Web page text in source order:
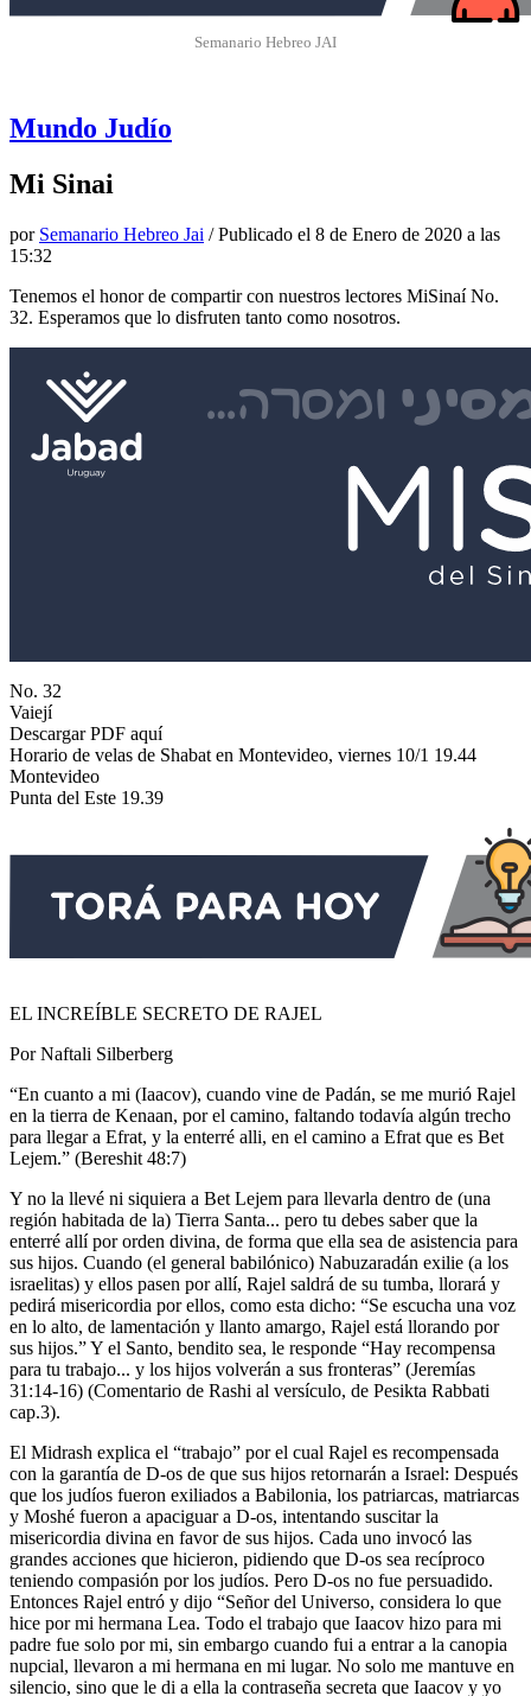
Semanario Hebreo JAI
Mundo Judío
Mi Sinai
por Semanario Hebreo Jai / Publicado el 8 de Enero de 2020 a las
15:32
Tenemos el honor de compartir con nuestros lectores MiSinaí No.
32. Esperamos que lo disfruten tanto como nosotros.
No. 32
Vaiejí
Descargar PDF aquí
Horario de velas de Shabat en Montevideo, viernes 10/1 19.44
Montevideo
Punta del Este 19.39
EL INCREÍBLE SECRETO DE RAJEL
Por Naftali Silberberg
“En cuanto a mi (Iaacov), cuando vine de Padán, se me murió Rajel
en la tierra de Kenaan, por el camino, faltando todavía algún trecho
para llegar a Efrat, y la enterré alli, en el camino a Efrat que es Bet
Lejem.” (Bereshit 48:7)
Y no la llevé ni siquiera a Bet Lejem para llevarla dentro de (una
región habitada de la) Tierra Santa... pero tu debes saber que la
enterré allí por orden divina, de forma que ella sea de asistencia para
sus hijos. Cuando (el general babilónico) Nabuzaradán exilie (a los
israelitas) y ellos pasen por allí, Rajel saldrá de su tumba, llorará y
pedirá misericordia por ellos, como esta dicho: “Se escucha una voz
en lo alto, de lamentación y llanto amargo, Rajel está llorando por
sus hijos.” Y el Santo, bendito sea, le responde “Hay recompensa
para tu trabajo... y los hijos volverán a sus fronteras” (Jeremías
31:14-16) (Comentario de Rashi al versículo, de Pesikta Rabbati
cap.3).
El Midrash explica el “trabajo” por el cual Rajel es recompensada
con la garantía de D-os de que sus hijos retornarán a Israel: Después
que los judíos fueron exiliados a Babilonia, los patriarcas, matriarcas
y Moshé fueron a apaciguar a D-os, intentando suscitar la
misericordia divina en favor de sus hijos. Cada uno invocó las
grandes acciones que hicieron, pidiendo que D-os sea recíproco
teniendo compasión por los judíos. Pero D-os no fue persuadido.
Entonces Rajel entró y dijo “Señor del Universo, considera lo que
hice por mi hermana Lea. Todo el trabajo que Iaacov hizo para mi
padre fue solo por mi, sin embargo cuando fui a entrar a la canopia
nupcial, llevaron a mi hermana en mi lugar. No solo me mantuve en
silencio, sino que le di a ella la contraseña secreta que Iaacov y yo